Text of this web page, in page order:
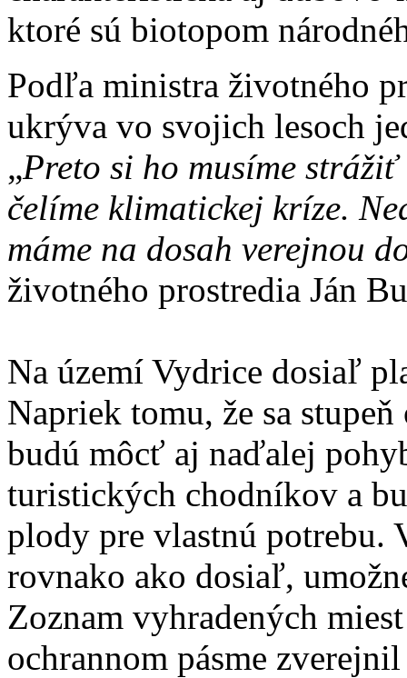
ktoré sú biotopom
Podľa ministra životného
ukrýva vo svojich lesoch
„Preto si ho musíme
čelíme klimatickej kríze.
máme na dosah verejnou
životného prostredia Ján
Na území Vydrice dosiaľ
Napriek tomu, že sa
budú môcť aj naďalej
turistických chodníkov a
plody pre vlastnú potrebu.
rovnako ako dosiaľ,
Zoznam vyhradených
ochrannom pásme